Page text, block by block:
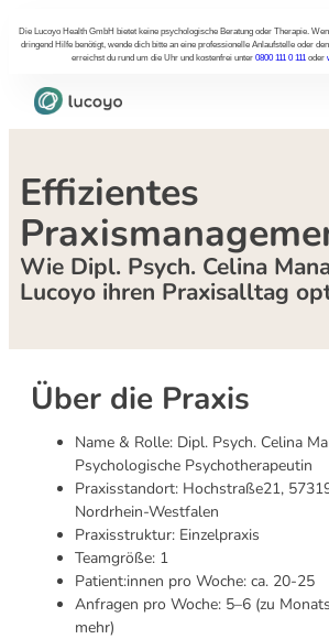
Die Lucoyo Health GmbH bietet keine psychologische Beratung oder Therapie.
dringend Hilfe benötigt, wende dich bitte an eine professionelle Anlaufstelle oder
erreichst du rund um die Uhr und kostenfrei unter 0800 111 0 111oder
Effizientes
Wie Dipl. Psych. Celina
Lucoyo ihren Praxisalltag
Über die Praxis
Name & Rolle: Dipl. Psych. Celina
Psychologische Psychotherapeutin
Praxisstandort: Hochstraße21,
Nordrhein-Westfalen
Praxisstruktur: Einzelpraxis
Teamgröße: 1
Patient:innen pro Woche: ca. 20-25
Anfragen pro Woche: 5–6 (zu
mehr)